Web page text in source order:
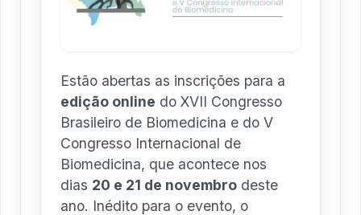
Estão abertas as inscrições para a
edição online do XVII Congresso
Brasileiro de Biomedicina e do V
Congresso Internacional de
Biomedicina, que acontece nos
dias 20 e 21 de novembro deste
ano. Inédito para o evento, o